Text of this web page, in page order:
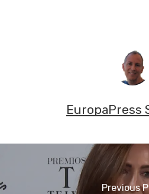
EuropaPress
Previous